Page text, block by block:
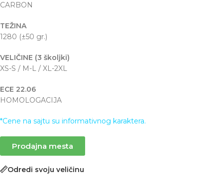
CARBON
TEŽINA
1280 (±50 gr.)
VELIČINE (3 školjki)
XS-S / M-L / XL-2XL
ECE 22.06
HOMOLOGACIJA
*Cene na sajtu su informativnog karaktera.
Prodajna mesta
Odredi svoju veličinu